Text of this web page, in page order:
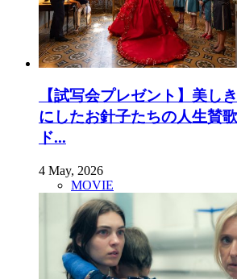
【試写会プレゼント】美し
にしたお針子たちの人生賛
ド...
4 May, 2026
MOVIE